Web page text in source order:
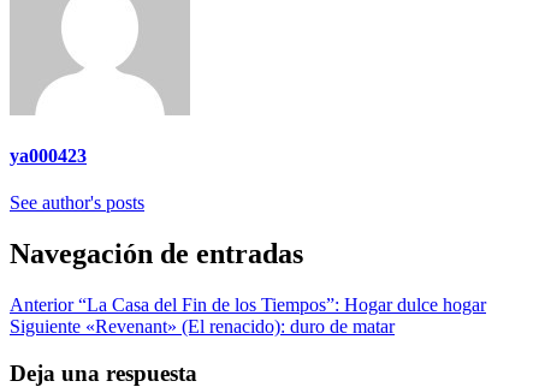
ya000423
See author's posts
Navegación de entradas
Anterior“La Casa del Fin de los Tiempos”: Hogar dulce hogar
Siguiente «Revenant» (El renacido): duro de matar
Deja una respuesta